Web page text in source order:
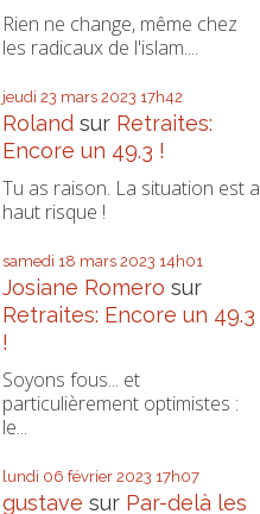
Rien ne change, même chez
les radicaux de l'islam....
jeudi 23 mars 2023 17h42
Roland sur Retraites:
Encore un 49.3 !
Tu as raison. La situation est a
haut risque !
samedi 18 mars 2023 14h01
Josiane Romero sur
Retraites: Encore un 49.3
!
Soyons fous... et
particulièrement optimistes :
le...
lundi 06 février 2023 17h07
gustave sur Par-delà les